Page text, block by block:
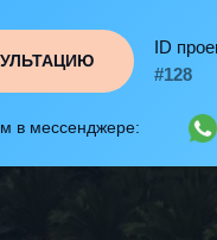
в мессенджере:
ID
#128